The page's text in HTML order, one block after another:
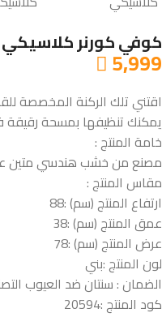
كوفي كورنر كلاسيكي
 5,999
اقتني تلك الركنة المخصصة
يمكنك تنظيفها بمسحة رقيقة
خامة المنتج :
مصنع من خشب هندسي متين
مقاس المنتج :
ارتفاع المنتج (سم) :88
عمق المنتج (سم) :38
عرض المنتج (سم) :78
لون المنتج :بني
الضمان : سنتان ضد العيوب
كود المنتج :20594